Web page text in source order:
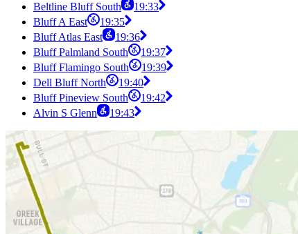
Beltline Bluff South
19:33
Bluff A East
19:35
Bluff Atlas East
19:36
Bluff Palmland South
19:37
Bluff Flamingo South
19:39
Dell Bluff North
19:40
Bluff Pineview South
19:42
Alvin S Glenn
19:43